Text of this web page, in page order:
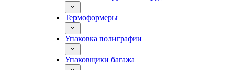
Термоформеры
Упаковка полиграфии
Упаковщики багажа